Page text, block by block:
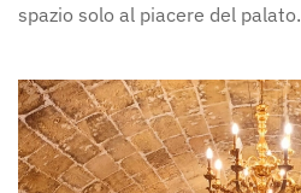
spazio solo al piacere del palato.